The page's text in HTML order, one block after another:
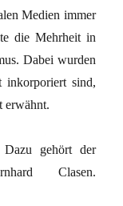
Medien immer
die Mehrheit in
Dabei wurden
inkorporiert sind,
erwähnt.
Dazu gehört der
Clasen.